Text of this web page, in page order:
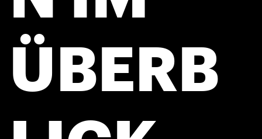
ÜBERB